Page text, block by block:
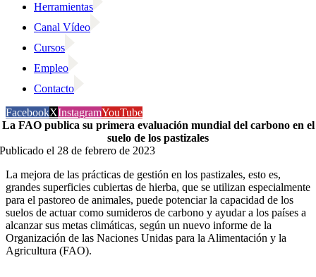
Herramientas
Canal Vídeo
Cursos
Empleo
Contacto
FacebookXInstagramYouTube
La FAO publica su primera evaluación mundial del carbono en el
suelo de los pastizales
Publicado el 28 de febrero de 2023
La mejora de las prácticas de gestión en los pastizales, esto es,
grandes superficies cubiertas de hierba, que se utilizan especialmente
para el pastoreo de animales, puede potenciar la capacidad de los
suelos de actuar como sumideros de carbono y ayudar a los países a
alcanzar sus metas climáticas, según un nuevo informe de la
Organización de las Naciones Unidas para la Alimentación y la
Agricultura (FAO).